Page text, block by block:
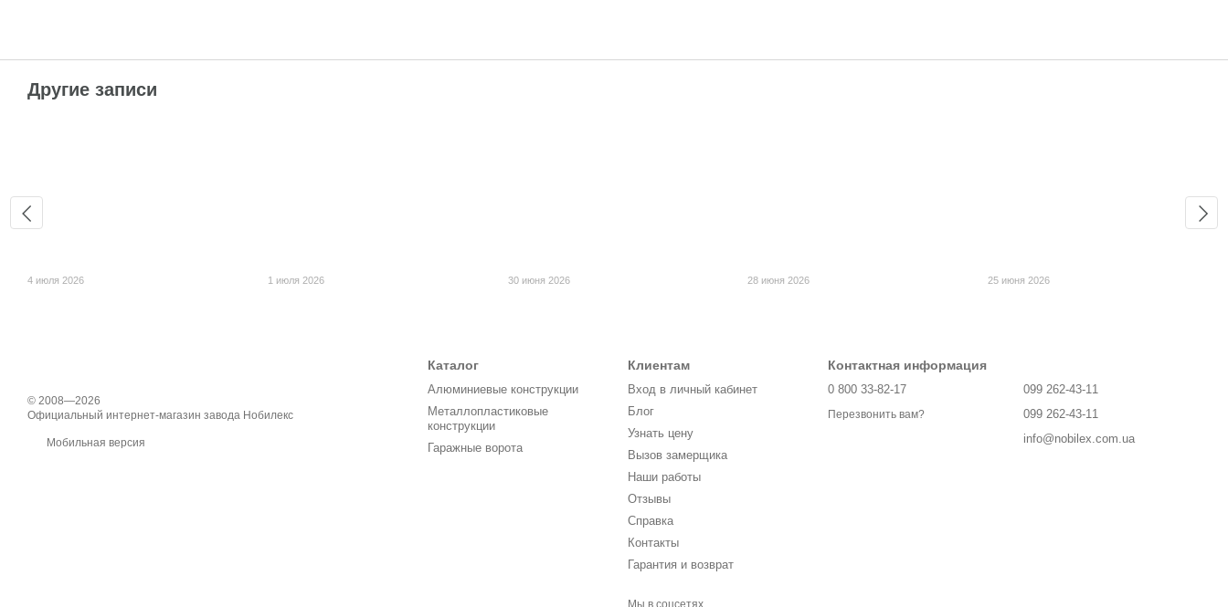
Другие записи
4 июля 2026 1 июля 2026 30 июня 2026 28 июня 2026 25 июня 2026
© 2008—2026
Официальный интернет-магазин завода Нобилекс
Мобильная версия
Каталог
Алюминиевые конструкции
Металлопластиковые
конструкции
Гаражные ворота
Клиентам
Вход в личный кабинет
Блог
Узнать цену
Вызов замерщика
Наши работы
Отзывы
Справка
Контакты
Гарантия и возврат
Контактная информация
0 800 33-82-17
Перезвонить вам?
099 262-43-11
099 262-43-11
info@nobilex.com.ua